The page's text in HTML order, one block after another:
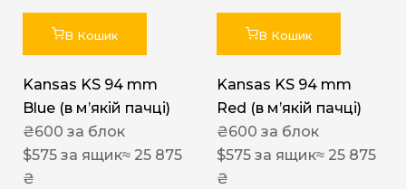
В Кошик
Kansas KS 94 mm
Blue (в мʼякій пачці)
₴600 за блок
$575 за ящик≈ 25 875
₴
В Кошик
Kansas KS 94 mm
Red (в мʼякій пачці)
₴600 за блок
$575 за ящик≈ 25 875
₴